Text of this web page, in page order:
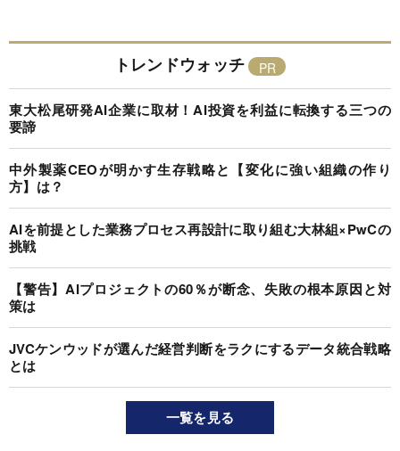
トレンドウォッチ
東大松尾研発AI企業に取材！AI投資を利益に転換する三つの
要諦
中外製薬CEOが明かす生存戦略と【変化に強い組織の作り
方】は？
AIを前提とした業務プロセス再設計に取り組む大林組×PwCの
挑戦
【警告】AIプロジェクトの60％が断念、失敗の根本原因と対
策は
JVCケンウッドが選んだ経営判断をラクにするデータ統合戦略
とは
一覧を見る